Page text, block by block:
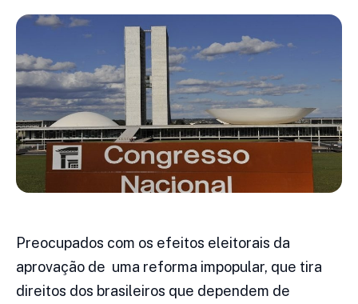
Preocupados com os efeitos eleitorais da
aprovação de uma reforma impopular, que tira
direitos dos brasileiros que dependem de